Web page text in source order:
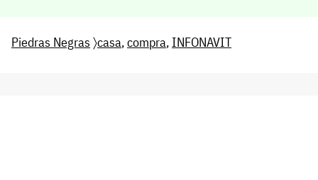
Piedras Negras 〉casa,compra, INFONAVIT